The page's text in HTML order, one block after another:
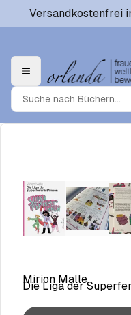
Versandkostenfrei
Mirion Malle
Die Liga der